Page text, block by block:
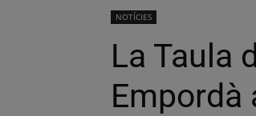
NOTÍCIES
La Taula
Empordà